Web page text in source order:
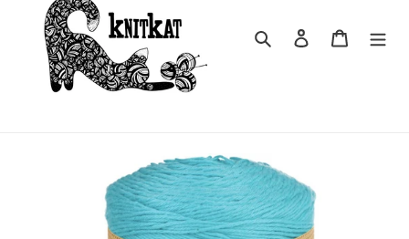
Zoeken Inloggen